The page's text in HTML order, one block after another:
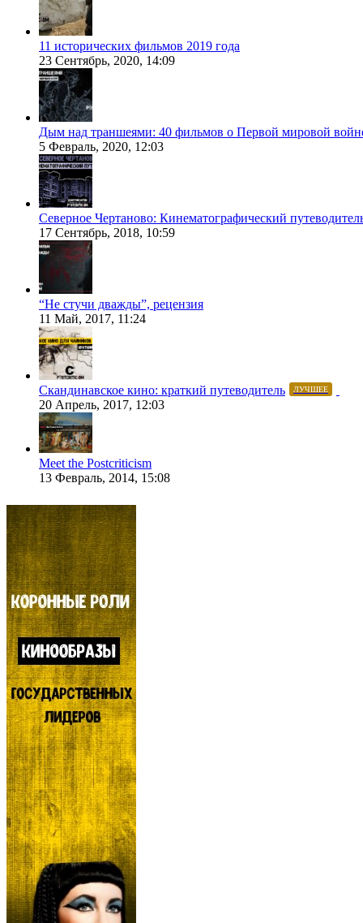
11 исторических фильмов 2019 года
23 Сентябрь, 2020, 14:09
Дым над траншеями: 40 фильмов о Первой мировой
5 Февраль, 2020, 12:03
Северное Чертаново: Кинематографический
17 Сентябрь, 2018, 10:59
“Не стучи дважды”, рецензия
11 Май, 2017, 11:24
Скандинавское кино: краткий путеводитель ЛУЧШЕЕ
20 Апрель, 2017, 12:03
Meet the Postcriticism
13 Февраль, 2014, 15:08